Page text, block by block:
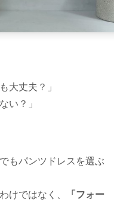
大丈夫？」
い？」
もパンツドレスを選ぶ
けではなく、
「フォー